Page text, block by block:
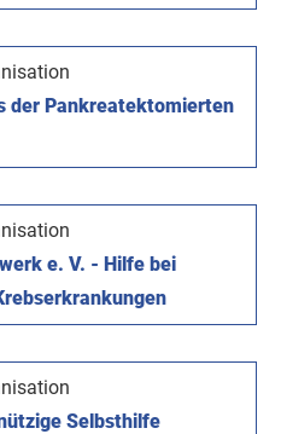
der Pankreatektomierten
e. V. - Hilfe bei
Selbsthilfe